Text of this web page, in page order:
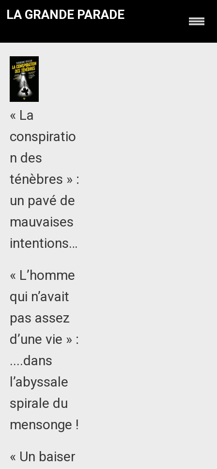
LA GRANDE PARADE
« La
conspiratio
n des
ténèbres » :
un pavé de
mauvaises
intentions…
« L’homme
qui n’avait
pas assez
d’une vie » :
....dans
l’abyssale
spirale du
mensonge !
« Un baiser